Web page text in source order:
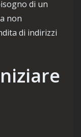
di un
non
di indirizzi